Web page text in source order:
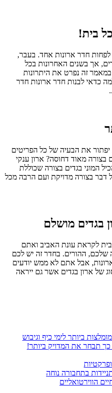
בית!
חדר ארונות אחד. בעבר,
אך בשנים האחרונות בכל
זה נפרט את היתרונות
כדאי לבנות חדר ארונות חדר
יפתור את הבעיה של כל הפריטים
בצורה מאוד דחוסה? ארון ענקי
המוני בגדים בצורה שכוללת
דבר בצורה מדויקת ועם הרבה מכל
בגדים מושלם
לקראת עונת האביב ואתם
שלכם, ההורים. בחדר זה יש לכם
אבל אתם לא ממש יודעים
של ארון בגדים אשר גם ייראה
תבחר את המדויק ביותר!
בתחבורה נוחה
הווירטואליים